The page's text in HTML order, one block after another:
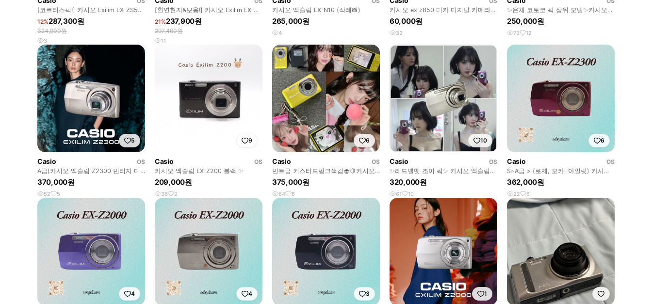
[코르티스픽!] 카시오 Exilim EX-ZS5
실버 디지털카메라
12%287,300원
324,900원
3
[환연현지&뽀용!] 카시오 Exilim EX-
ZS35 디지털카메라
21%237,900원
297,460원
11
카시오 엑슬림 EX-N10 (작례📸)
265,000원
4
카시오 ex z850 디카 디지털 카메라
casio 엑슬림 exlim
60,000원
32
✨은채 코토코 픽 상위 모델✨카시오
엑슬림 z1080 ex-z1080
250,000원
73 12
5
Casio
OS
A급)카시오 엑슬림 Z2300 빈티지 디
지털카메라 디카
370,000원
52 5
9
Casio
OS
카시오 엑슬림 EX-Z200 블랙 ✨
209,000원
36 9
6
Casio
OS
민트급 커스터드핑크색감🧁🍋카시오
엑슬림 EX-Z800 지팔이ೀ
375,000원
64 6
10
Casio
OS
✨레드벨벳 조이 픽✨ 카시오 엑슬림
z2000 ex-z2000 z2300
320,000원
61 10
6
Casio
OS
S~A급 > (로제, 모카, 아일릿) 카시오
엑슬림 z2300 로즈핑크
362,000원
22 6
4 4 3 1